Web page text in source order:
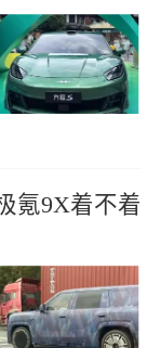
氪9X着不着